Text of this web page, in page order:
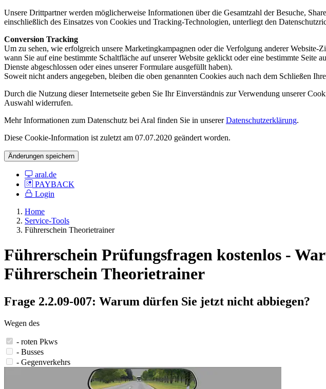
Unsere Drittpartner werden möglicherweise Informationen über die Gesamtzahl der Besuche,
einschließlich des Einsatzes von Cookies und Tracking-Technologien, unterliegt den
Conversion Tracking
Um zu sehen, wie erfolgreich unsere Marketingkampagnen oder die Verfolgung anderer
wann Sie auf eine bestimmte Schaltfläche auf unserer Website geklickt oder eine bestimmte Seite
Dienste abgeschlossen oder eines unserer Formulare ausgefüllt haben).
Soweit nicht anders angegeben, bleiben die oben genannten Cookies auch nach dem Schließen
Durch die Nutzung dieser Internetseite geben Sie Ihr Einverständnis zur Verwendung unserer
Auswahl widerrufen.
Mehr Informationen zum Datenschutz bei Aral finden Sie in unsererDatenschutzerklärung.
Diese Cookie-Information ist zuletzt am 07.07.2020 geändert worden.
Änderungen speichern
aral.de
PAYBACK
Login
Home
Service-Tools
Führerschein Theorietrainer
Führerschein Prüfungsfragen kostenlos -
Führerschein Theorietrainer
Frage 2.2.09-007: Warum dürfen Sie jetzt nicht abbiegen?
Wegen des
- roten Pkws
- Busses
- Gegenverkehrs